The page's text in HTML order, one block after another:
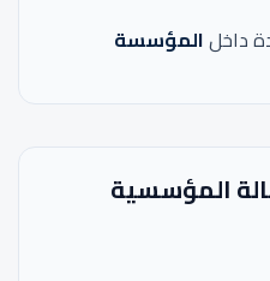
داخلالمؤسسة
المؤسسية